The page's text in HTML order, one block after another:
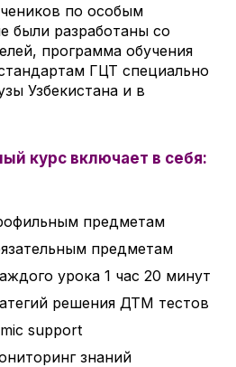
по особым
были разработаны со
программа обучения
ГЦТ специально
Узбекистана и в
курс включает в себя:
предметам
предметам
урока 1 час 20 минут
решения ДТМ тестов
support
знаний